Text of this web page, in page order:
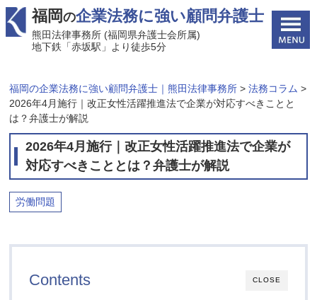
福岡の企業法務に強い顧問弁護士
熊田法律事務所 (福岡県弁護士会所属)
地下鉄「赤坂駅」より徒歩5分
福岡の企業法務に強い顧問弁護士｜熊田法律事務所 >法務コラム >
2026年4月施行｜改正女性活躍推進法で企業が対応すべきことと
は？弁護士が解説
2026年4月施行｜改正女性活躍推進法で企業が
対応すべきこととは？弁護士が解説
労働問題
CLOSE
Contents